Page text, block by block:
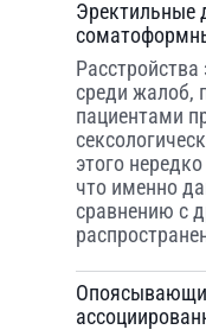
Эректильные
среди жалоб,
пациентами
этого
что именно
сравнению с